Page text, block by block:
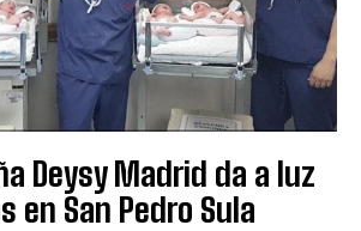
Deysy Madrid da a luz
en San Pedro Sula